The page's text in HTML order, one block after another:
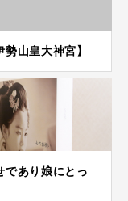
山皇大神宮】
であり娘にとっ